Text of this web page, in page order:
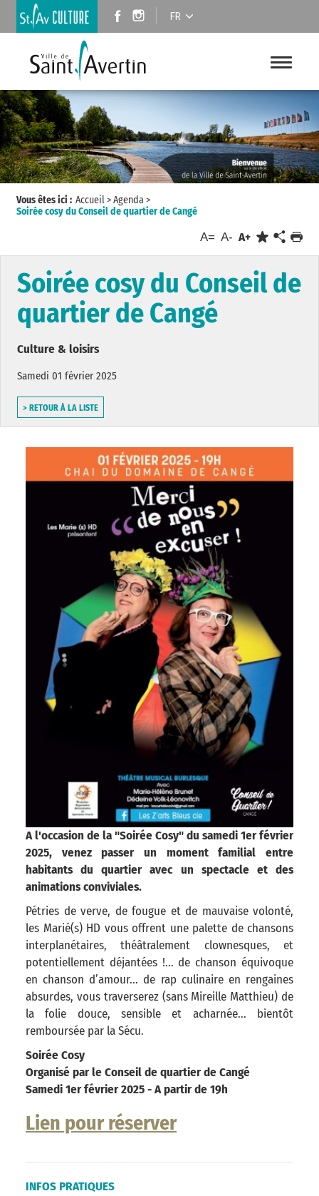
FR
Vous êtes ici : Accueil>Agenda>
Soirée cosy du Conseil de quartier de Cangé
A= A- A+
Soirée cosy du Conseil de
quartier de Cangé
Culture & loisirs
Samedi 01 février 2025
> RETOUR À LA LISTE
A l'occasion de la "Soirée Cosy" du samedi 1er février
2025, venez passer un moment familial entre
habitants du quartier avec un spectacle et des
animations conviviales.
Pétries de verve, de fougue et de mauvaise volonté,
les Marié(s) HD vous offrent une palette de chansons
interplanétaires, théâtralement clownesques, et
potentiellement déjantées !... de chanson équivoque
en chanson d’amour... de rap culinaire en rengaines
absurdes, vous traverserez (sans Mireille Matthieu) de
la folie douce, sensible et acharnée... bientôt
remboursée par la Sécu.
Soirée Cosy
Organisé par le Conseil de quartier de Cangé
Samedi 1er février 2025 - A partir de 19h
Lien pour réserver
INFOS PRATIQUES